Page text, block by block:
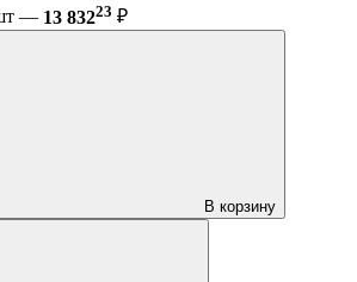
— 13 83223 ₽
В корзину